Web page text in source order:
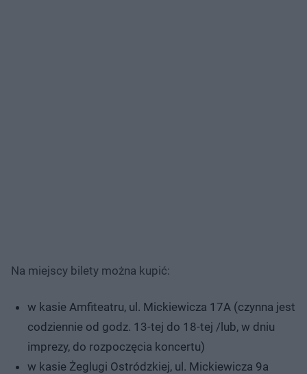
Na miejscy bilety można kupić:
w kasie Amfiteatru, ul. Mickiewicza 17A (czynna jest
codziennie od godz. 13-tej do 18-tej /lub, w dniu
imprezy, do rozpoczęcia koncertu)
w kasie Żeglugi Ostródzkiej, ul. Mickiewicza 9a